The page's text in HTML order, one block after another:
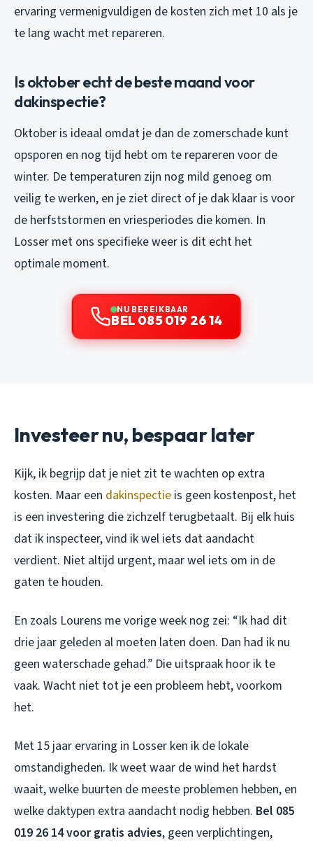
ervaring vermenigvuldigen de kosten zich met 10 als je
te lang wacht met repareren.
Is oktober echt de beste maand voor
dakinspectie?
Oktober is ideaal omdat je dan de zomerschade kunt
opsporen en nog tijd hebt om te repareren voor de
winter. De temperaturen zijn nog mild genoeg om
veilig te werken, en je ziet direct of je dak klaar is voor
de herfststormen en vriesperiodes die komen. In
Losser met ons specifieke weer is dit echt het
optimale moment.
NU BEREIKBAAR
BEL 085 019 26 14
Investeer nu, bespaar later
Kijk, ik begrijp dat je niet zit te wachten op extra
kosten. Maar een dakinspectie is geen kostenpost, het
is een investering die zichzelf terugbetaalt. Bij elk huis
dat ik inspecteer, vind ik wel iets dat aandacht
verdient. Niet altijd urgent, maar wel iets om in de
gaten te houden.
En zoals Lourens me vorige week nog zei: “Ik had dit
drie jaar geleden al moeten laten doen. Dan had ik nu
geen waterschade gehad.” Die uitspraak hoor ik te
vaak. Wacht niet tot je een probleem hebt, voorkom
het.
Met 15 jaar ervaring in Losser ken ik de lokale
omstandigheden. Ik weet waar de wind het hardst
waait, welke buurten de meeste problemen hebben, en
welke daktypen extra aandacht nodig hebben. Bel 085
019 26 14 voor gratis advies, geen verplichtingen,